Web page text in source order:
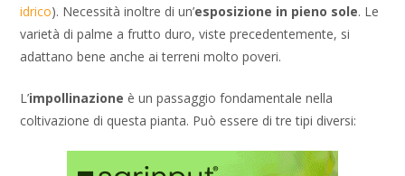
idrico). Necessità inoltre di un’esposizione in pieno sole. Le
varietà di palme a frutto duro, viste precedentemente, si
adattano bene anche ai terreni molto poveri.
L’impollinazione è un passaggio fondamentale nella
coltivazione di questa pianta. Può essere di tre tipi diversi: